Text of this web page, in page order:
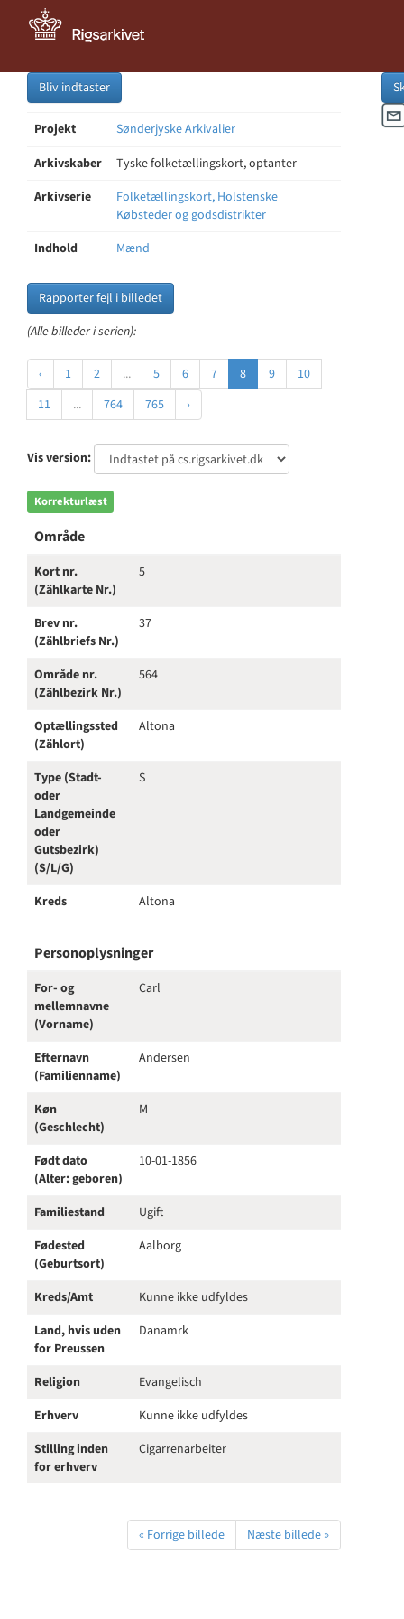
Bliv indtaster
Projekt
Sønderjyske Arkivalier
Arkivskaber
Tyske folketællingskort, optanter
Arkivserie
Folketællingskort, Holstenske
Købsteder og godsdistrikter
Indhold
Mænd
Rapporter fejl i billedet
(Alle billeder i serien):
‹ 1 2 ... 5 6 7 8 9
10
11
... 764 765 ›
Vis version:
Korrekturlæst
Område
Kort nr.
(Zählkarte Nr.)
5
Brev nr.
(Zählbriefs Nr.)
37
Område nr.
(Zählbezirk Nr.)
564
Optællingssted
(Zählort)
Altona
Type (Stadt-
oder
Landgemeinde
oder
Gutsbezirk)
(S/L/G)
S
Kreds Altona
Personoplysninger
For- og
mellemnavne
(Vorname)
Carl
Efternavn
(Familienname)
Andersen
Køn
(Geschlecht)
M
Født dato
(Alter: geboren)
10-01-1856
Familiestand
Ugift
Fødested
(Geburtsort)
Aalborg
Kreds/Amt
Kunne ikke udfyldes
Land, hvis uden
for Preussen
Danamrk
Religion
Evangelisch
Erhverv
Kunne ikke udfyldes
Stilling inden
for erhverv
Cigarrenarbeiter
« Forrige billede Næste billede »